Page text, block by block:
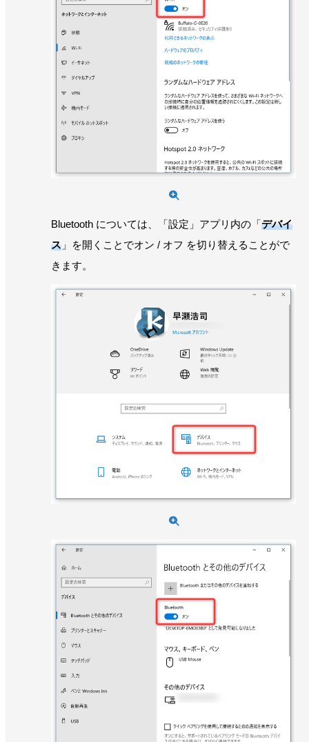
Bluetooth については、「設定」アプリ内の「デバイ
ス 」を開くことでオン / オフ を切り替えることがで
きます。